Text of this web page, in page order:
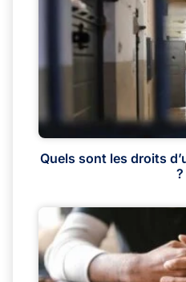
Quels sont les droits
?